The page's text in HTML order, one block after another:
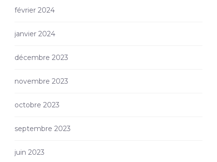
février 2024
janvier 2024
décembre 2023
novembre 2023
octobre 2023
septembre 2023
juin 2023